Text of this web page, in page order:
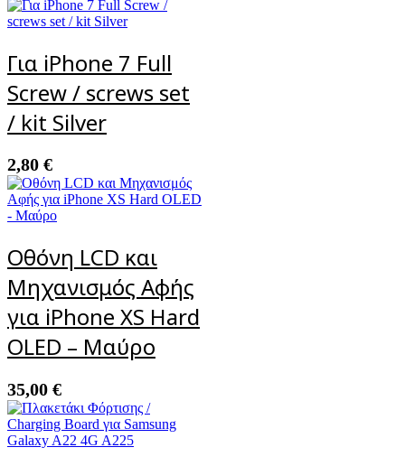
Για iPhone 7 Full
Screw / screws set
/ kit Silver
2,80 €
Οθόνη LCD και
Μηχανισμός Αφής
για iPhone XS Hard
OLED – Μαύρο
35,00 €